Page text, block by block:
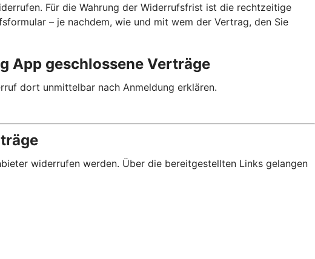
Für die Wahrung der Widerrufsfrist ist die rechtzeitige
– je nachdem, wie und mit wem der Vertrag, den Sie
App geschlossene Verträge
dort unmittelbar nach Anmeldung erklären.
widerrufen werden. Über die bereitgestellten Links gelangen